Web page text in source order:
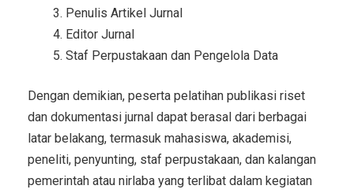
Penulis Artikel Jurnal
Editor Jurnal
Staf Perpustakaan dan Pengelola Data
Dengan demikian, peserta pelatihan publikasi riset
dan dokumentasi jurnal dapat berasal dari berbagai
latar belakang, termasuk mahasiswa, akademisi,
peneliti, penyunting, staf perpustakaan, dan kalangan
pemerintah atau nirlaba yang terlibat dalam kegiatan